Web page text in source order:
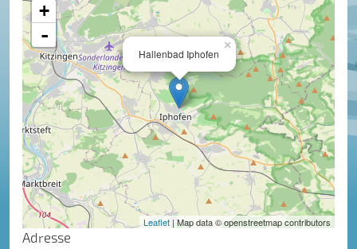
×
Hallenbad Iphofen
+
-
Leaflet| Map data © openstreetmap contributors
Adresse